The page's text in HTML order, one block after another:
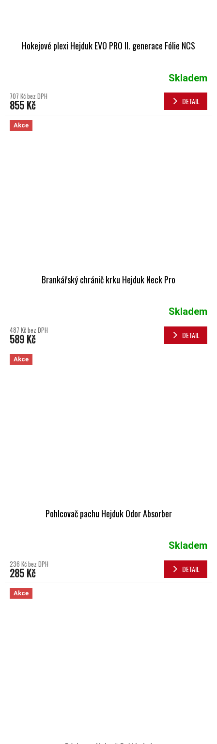
Hokejové plexi Hejduk EVO PRO II. generace Fólie NCS
Skladem
707 Kč bez DPH
855 Kč DETAIL
Akce
Brankářský chránič krku Hejduk Neck Pro
Skladem
487 Kč bez DPH
589 Kč DETAIL
Akce
Pohlcovač pachu Hejduk Odor Absorber
Skladem
236 Kč bez DPH
285 Kč DETAIL
Akce